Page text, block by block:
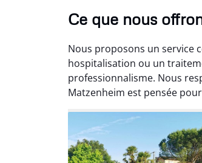
Ce que nous
Nous proposons un service
hospitalisation ou un
professionnalisme. Nous
Matzenheim est pensée